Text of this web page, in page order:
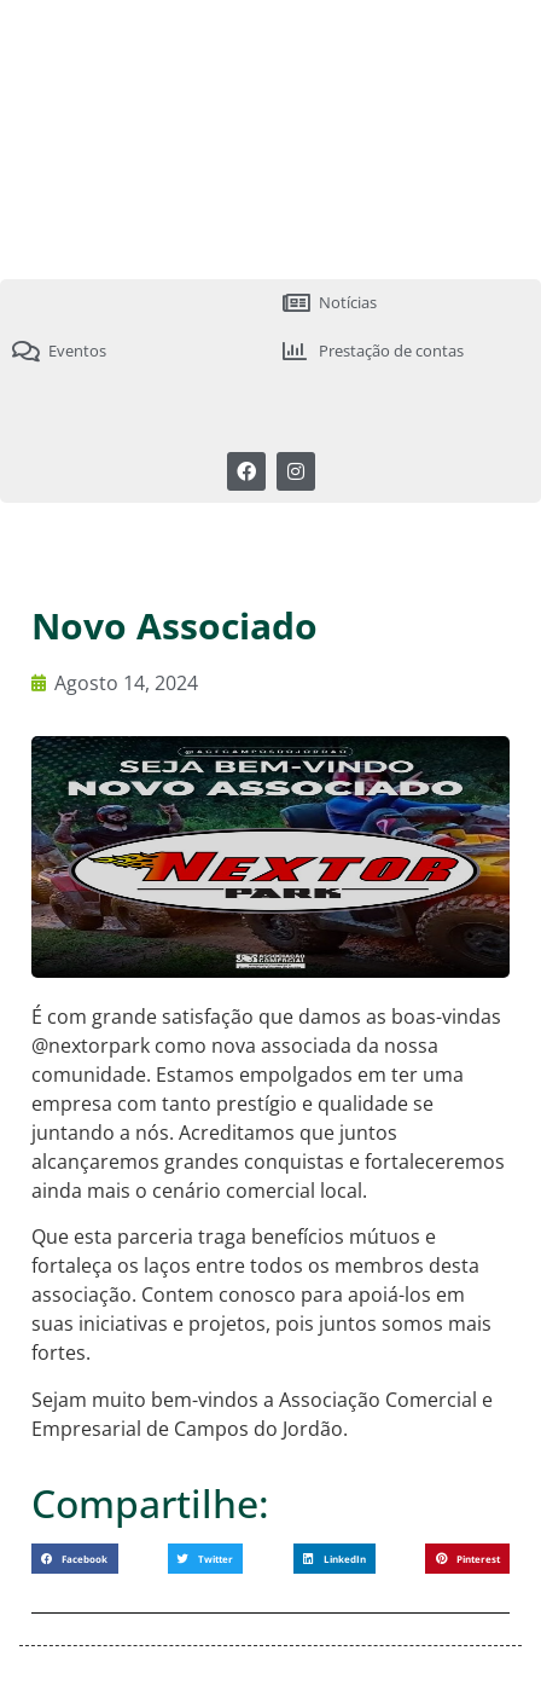
Notícias
Eventos Prestação de contas
Novo Associado
Agosto 14, 2024
É com grande satisfação que damos as boas-vindas
@nextorpark como nova associada da nossa
comunidade. Estamos empolgados em ter uma
empresa com tanto prestígio e qualidade se
juntando a nós. Acreditamos que juntos
alcançaremos grandes conquistas e fortaleceremos
ainda mais o cenário comercial local.
Que esta parceria traga benefícios mútuos e
fortaleça os laços entre todos os membros desta
associação. Contem conosco para apoiá-los em
suas iniciativas e projetos, pois juntos somos mais
fortes.
Sejam muito bem-vindos a Associação Comercial e
Empresarial de Campos do Jordão.
Compartilhe:
Facebook Twitter LinkedIn Pinterest